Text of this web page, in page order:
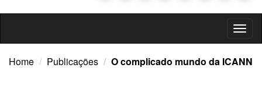
Home Publicações O complicado mundo da ICANN